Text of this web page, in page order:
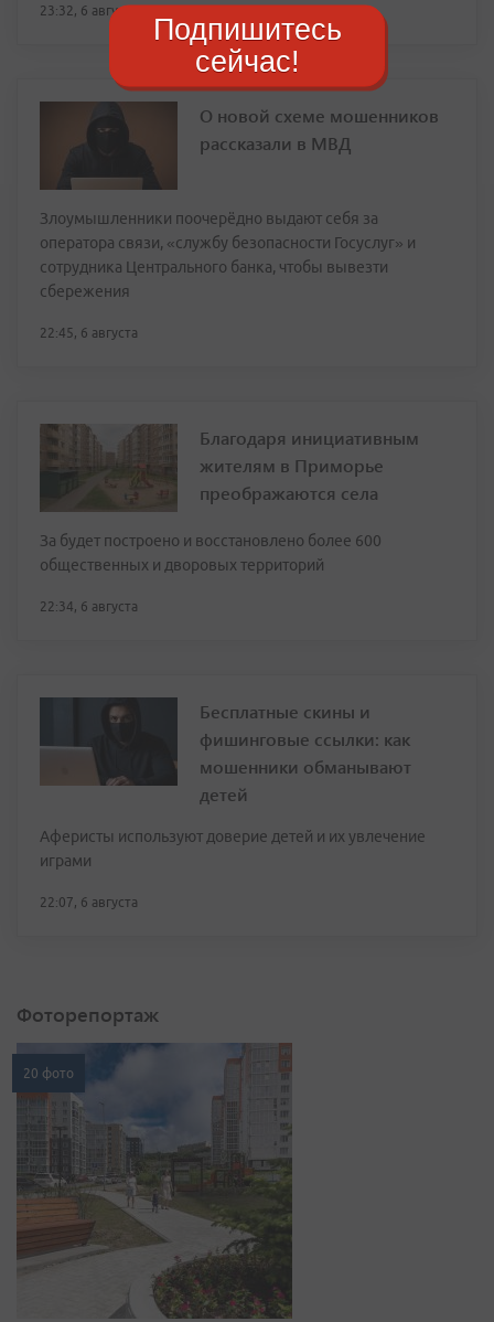
23:32, 6 августа
О новой схеме мошенников
рассказали в МВД
Злоумышленники поочерёдно выдают себя за
оператора связи, «службу безопасности Госуслуг» и
сотрудника Центрального банка, чтобы вывезти
сбережения
22:45, 6 августа
Благодаря инициативным
жителям в Приморье
преображаются села
За будет построено и восстановлено более 600
общественных и дворовых территорий
22:34, 6 августа
Бесплатные скины и
фишинговые ссылки: как
мошенники обманывают
детей
Аферисты используют доверие детей и их увлечение
играми
22:07, 6 августа
Фоторепортаж
20 фото
Подпишитесь
сейчас!